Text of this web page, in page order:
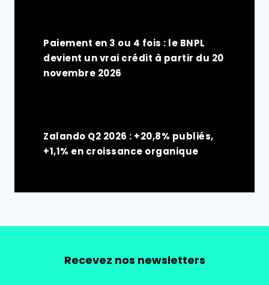
Paiement en 3 ou 4 fois : le BNPL
devient un vrai crédit à partir du 20
novembre 2026
Zalando Q2 2026 : +20,8% publiés,
+1,1% en croissance organique
Recevez nos newsletters